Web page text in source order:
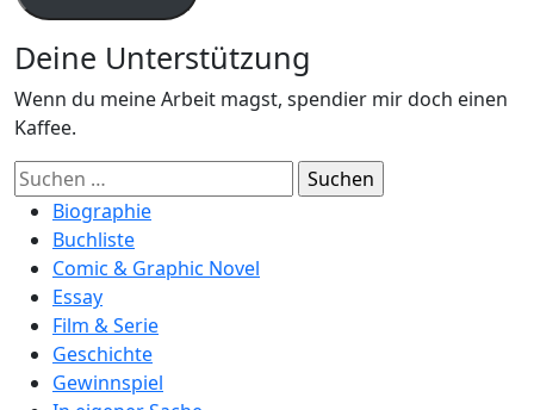
Deine Unterstützung
Wenn du meine Arbeit magst, spendier mir doch einen
Kaffee.
Suchen
nach:Biographie
Buchliste
Comic & Graphic Novel
Essay
Film & Serie
Geschichte
Gewinnspiel